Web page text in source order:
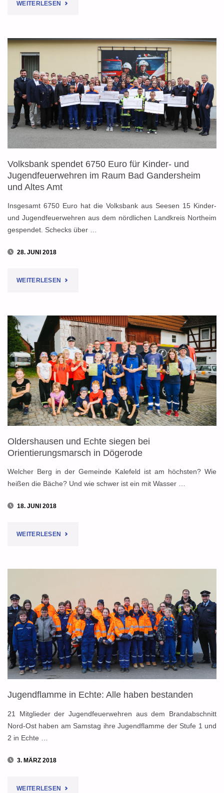
WEITERLESEN "SEIT
JAHREN
ERFOLGSGESCHICHTE:
JUGENDFEUERWEHR
DÜDERODE
UND
ALTÄMTER
FEUERZWERGE
FEIERN"
Volksbank spendet 6750 Euro für Kinder- und
Jugendfeuerwehren im Raum Bad Gandersheim
und Altes Amt
Insgesamt 6750 Euro hat die Volksbank aus Seesen 15 Kinder-
und Jugendfeuerwehren aus dem nördlichen Landkreis Northeim
gespendet. Schecks über …
28. JUNI 2018
WEITERLESEN "VOLKSBANK
6750
EURO
FÜR
KINDER-
UND
JUGENDFEUERWEHREN
IM
BAD
Oldershausen und Echte siegen bei
Orientierungsmarsch in Dögerode
Welcher Berg in der Gemeinde Kalefeld ist am höchsten? Wie
heißen die Bäche? Und wie schwer ist ein mit Wasser …
18. JUNI 2018
WEITERLESEN "OLDERSHAUSEN
BEI
ORIENTIERUNGSMARSCH
IN
DÖGERODE"
Jugendflamme in Echte: Alle haben bestanden
21 Mitglieder der Jugendfeuerwehren aus dem Brandabschnitt
Nord-Ost haben am Samstag ihre Jugendflamme der Stufe 1 und
2 in Echte …
3. MÄRZ 2018
WEITERLESEN "JUGENDFLAMME